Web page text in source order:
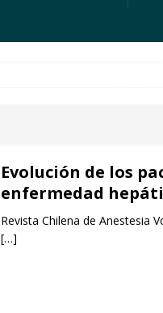
Evolución de los
enfermedad
Revista Chilena de Anestesia
[…]